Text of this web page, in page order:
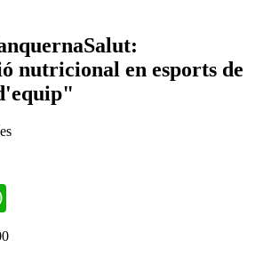
nutricional en esports de